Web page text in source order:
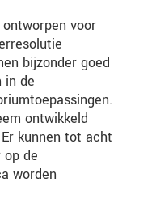
voor
bijzonder goed
in de
ontwikkeld
kunnen tot acht
op de
worden